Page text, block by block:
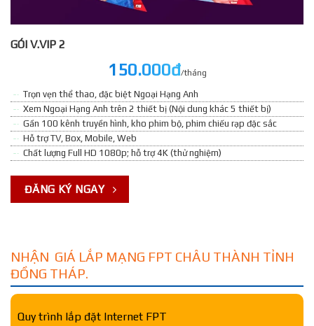
GÓI V.VIP 2
150.000đ/tháng
Trọn vẹn thể thao, đặc biệt Ngoại Hạng Anh
Xem Ngoại Hạng Anh trên 2 thiết bị (Nội dung khác 5 thiết bị)
Gần 100 kênh truyền hình, kho phim bộ, phim chiếu rạp đặc sắc
Hỗ trợ TV, Box, Mobile, Web
Chất lượng Full HD 1080p; hỗ trợ 4K (thử nghiệm)
ĐĂNG KÝ NGAY
NHẬN GIÁ LẮP MẠNG FPT CHÂU THÀNH TỈNH
ĐỒNG THÁP.
Quy trình lắp đặt Internet FPT